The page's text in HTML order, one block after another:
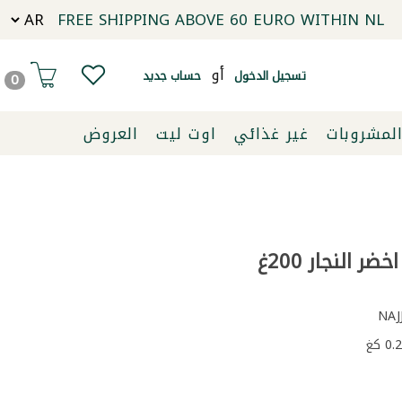
FREE SHIPPING ABOVE 60 EURO WITHIN NL
تسجيل الدخول أو حساب جديد 0
المشروبات غير غذائي اوت ليت
العروض
النجار 200غ